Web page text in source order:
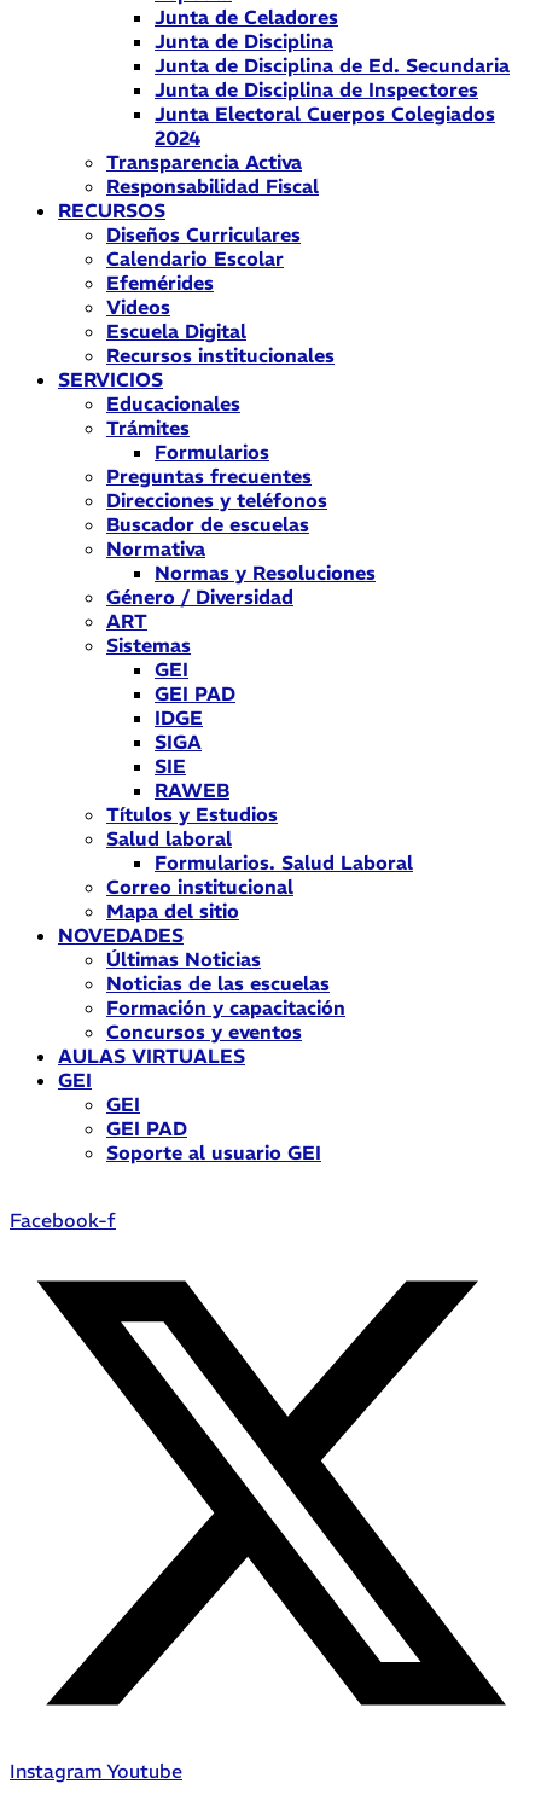
Junta de Celadores
Junta de Disciplina
Junta de Disciplina de Ed. Secundaria
Junta de Disciplina de Inspectores
Junta Electoral Cuerpos Colegiados
2024
Transparencia Activa
Responsabilidad Fiscal
RECURSOS
Diseños Curriculares
Calendario Escolar
Efemérides
Videos
Escuela Digital
Recursos institucionales
SERVICIOS
Educacionales
Trámites
Formularios
Preguntas frecuentes
Direcciones y teléfonos
Buscador de escuelas
Normativa
Normas y Resoluciones
Género / Diversidad
ART
Sistemas
GEI
GEI PAD
IDGE
SIGA
SIE
RAWEB
Títulos y Estudios
Salud laboral
Formularios. Salud Laboral
Correo institucional
Mapa del sitio
NOVEDADES
Últimas Noticias
Noticias de las escuelas
Formación y capacitación
Concursos y eventos
AULAS VIRTUALES
GEI
GEI
GEI PAD
Soporte al usuario GEI
Facebook-f
Instagram Youtube